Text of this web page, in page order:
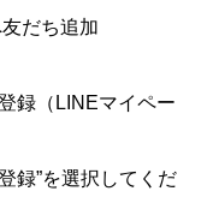
だち追加
録（LINEマイペー
録”を選択してくだ